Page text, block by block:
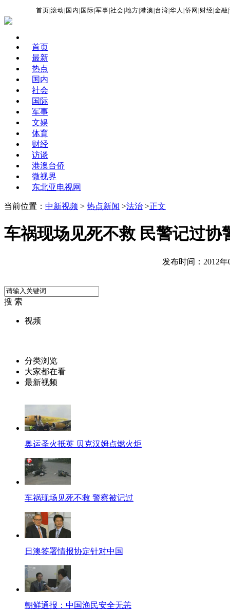
首页 |滚动 国内 国际 |军事 |社会 |地方 |港澳 台湾 |华人 |侨网 财经 |金融 |
首页
最新
热点
国内
社会
国际
军事
文娱
体育
财经
访谈
港澳台侨
微视界
东北亚电视网
当前位置： 中新视频 > 热点新闻 >法治 >正文
车祸现场见死不救 民警记过协
发布时间：2012年
搜 索
视频
分类浏览
大家都在看
最新视频
奥运圣火抵英 贝克汉姆点燃火炬
车祸现场见死不救 警察被记过
日澳签署情报协定针对中国
朝鲜通报：中国渔民安全无恙